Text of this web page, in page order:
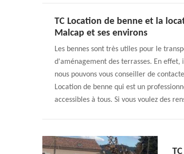
TC Location de benne et la
Malcap et ses environs
Les bennes sont très utiles pour le
d'aménagement des terrasses. En
nous pouvons vous conseiller de
Location de benne qui est un
accessibles à tous. Si vous voulez des